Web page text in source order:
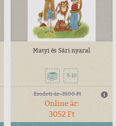
Matyi és Sári nyaral
5-10
Eredeti ár:3590 Ft
Online ár:
3052 Ft